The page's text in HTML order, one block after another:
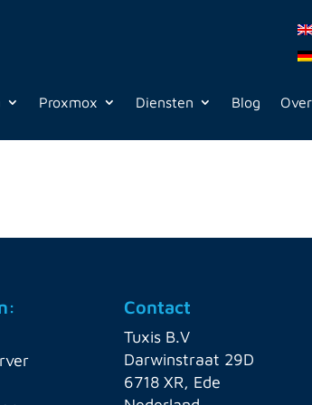
Proxmox Diensten Blog
Contact
Tuxis B.V
Darwinstraat 29D
6718 XR, Ede